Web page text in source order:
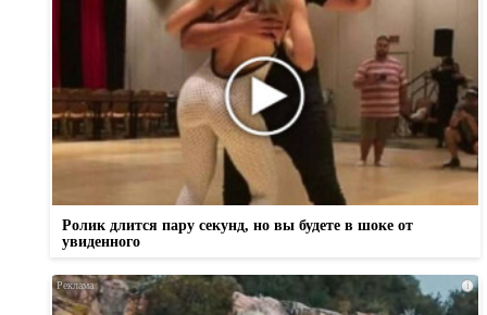
Ролик длится пару секунд, но вы будете в шоке от
увиденного
i